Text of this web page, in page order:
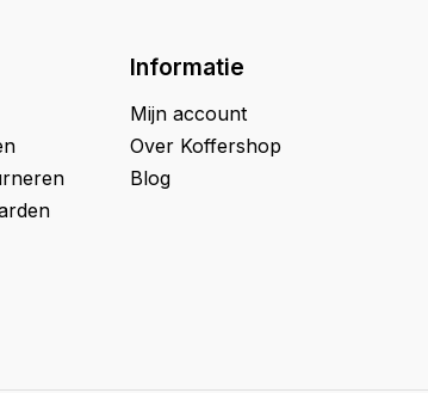
Informatie
Mijn account
Over Koffershop
Blog